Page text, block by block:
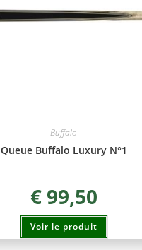
Buffalo
Queue Buffalo Luxury N°1
€99,50
Voir le produit